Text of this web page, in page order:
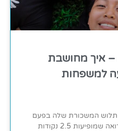
– איך מחושבת
למשפחות
את תלוש המשכורת שלה בפעם
הראשונה אחרי שנים. היא רואה שמופיעות 2.5 נקודות